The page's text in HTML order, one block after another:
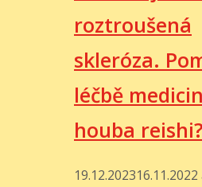
roztroušená
skleróza.
léčbě
houba reishi?
19.12.202316.11.2022